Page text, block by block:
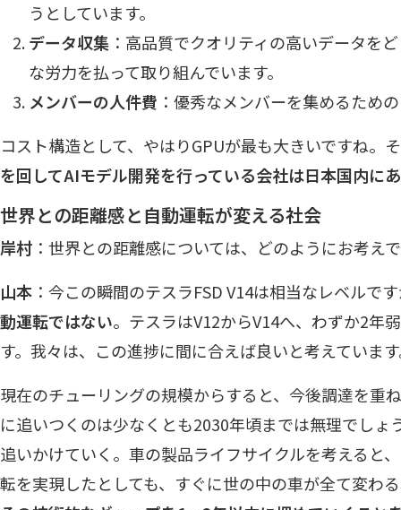
うとしています。
データ収集 ：高品質でクオリティの高いデータを
な労力を払って取り組んでいます。
メンバーの人件費 ：優秀なメンバーを集めるため
コスト構造として、やはりGPUが最も大きいですね。
を回してAIモデル開発を行っている会社は日本国内に
世界との距離感と自動運転が変える社会
岸村 ：世界との距離感については、どのようにお考え
山本 ：今この瞬間のテスラFSD V14は相当なレベルで
動運転ではない。テスラはV12からV14へ、わずか2年
す。我々は、この進捗に間に合えば良いと考えていま
現在のチューリングの規模からすると、今後調達を重
に追いつくのは少なくとも2030年頃までは無理でしょ
追いかけていく。車の製品ライフサイクルを考えると
転を実現したとしても、すぐに世の中の車が全て変わ